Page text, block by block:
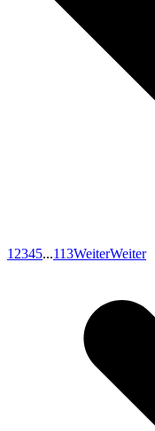
1 2345...113WeiterWeiter